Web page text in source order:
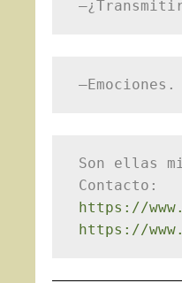
–Emociones.
Son ellas
Contacto:
https://
https://